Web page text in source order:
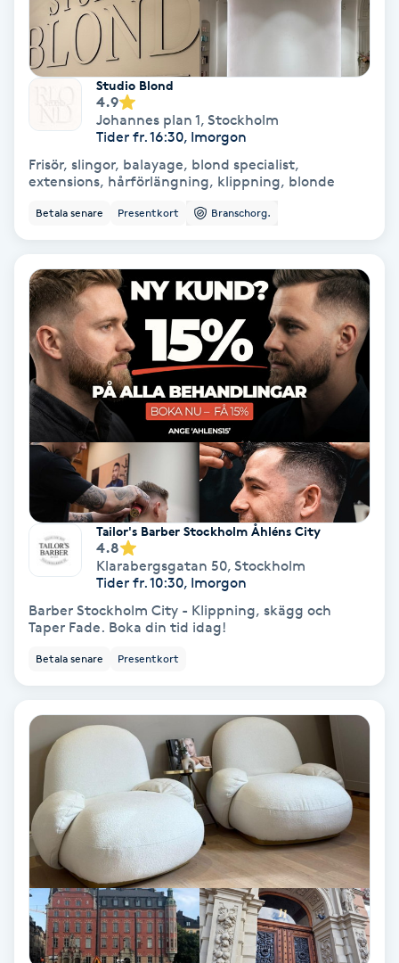
Hårbottenbehandling
Hårförlängning
Hälsa
Hälsprickor
Idrottsmassage
IPL
IPL hårborttagning
IR-massage
Japansk massage
K18
Katun fransar
Keratinbehandling
Kinesiologi
Kinesisk medicin
Kiropraktik
Klangmassage
Studio Blond
4.9
Johannes plan 1, Stockholm
Tider fr. 16:30, Imorgon
Frisör, slingor, balayage, blond specialist,
extensions, hårförlängning, klippning, blonde
Betala senare Presentkort Branschorg.
Tailor's Barber Stockholm Åhléns City
4.8
Klarabergsgatan 50, Stockholm
Tider fr. 10:30, Imorgon
Barber Stockholm City - Klippning, skägg och
Taper Fade. Boka din tid idag!
Betala senare Presentkort